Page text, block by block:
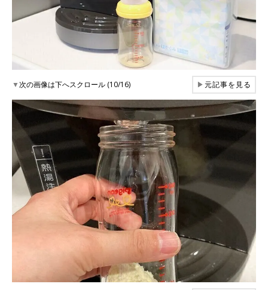
▼次の画像は下へスクロール (10/16) ▶元記事を見る